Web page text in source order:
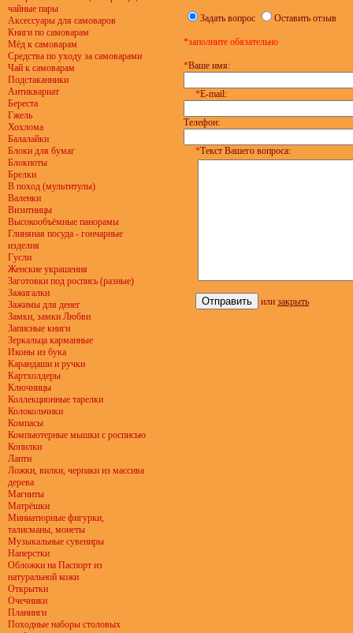
чайные пары
Аксессуары для самоваров
Книги по самоварам
Мёд к самоварам
Средства по уходу за самоварами
Чай к самоварам
Подстаканники
Антиквариат
Береста
Гжель
Хохлома
Балалайки
Блоки для бумаг
Блокноты
Брелки
В поход (мультитулы)
Валенки
Визитницы
Высокообъёмные панорамы
Глиняная посуда - гончарные
изделия
Гусли
Женские украшения
Заготовки под роспись (разные)
Зажигалки
Зажимы для денег
Замки, замки Любви
Записные книги
Зеркальца карманные
Иконы из бука
Карандаши и ручки
Картхолдеры
Ключницы
Коллекционные тарелки
Колокольчики
Компасы
Компьютерные мышки с росписью
Копилки
Лапти
Ложки, вилки, черпаки из массива
дерева
Магниты
Матрёшки
Миниатюрные фигурки,
талисманы, монеты
Музыкальные сувениры
Наперстки
Обложки на Паспорт из
натуральной кожи
Открытки
Очечники
Планинги
Походные наборы столовых
Задать вопрос Оставить отзыв
*заполните обязательно
*Ваше имя:
*E-mail:
Телефон:
*Текст Вашего вопроса:
или закрыть